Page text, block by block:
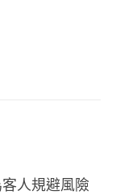
人規避風險